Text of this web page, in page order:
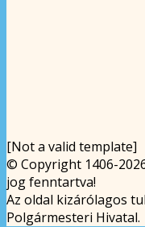
[Not a valid template]
© Copyright 1406-
jog fenntartva!
Az oldal kizárólagos
Polgármesteri Hivatal.